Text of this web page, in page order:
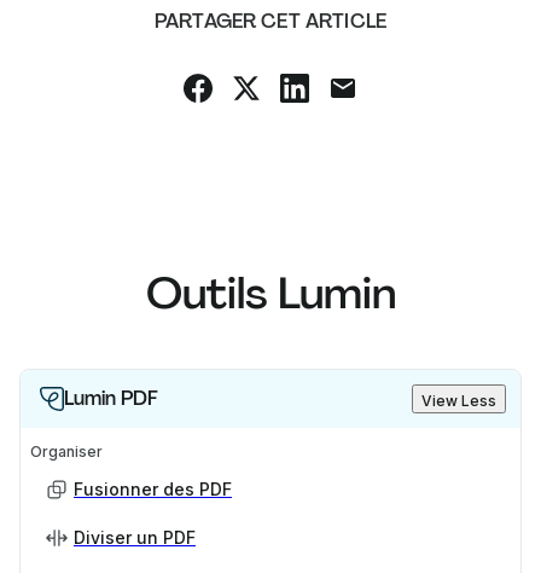
PARTAGER CET ARTICLE
Outils Lumin
Lumin PDF View Less
Organiser
Fusionner des PDF
Diviser un PDF